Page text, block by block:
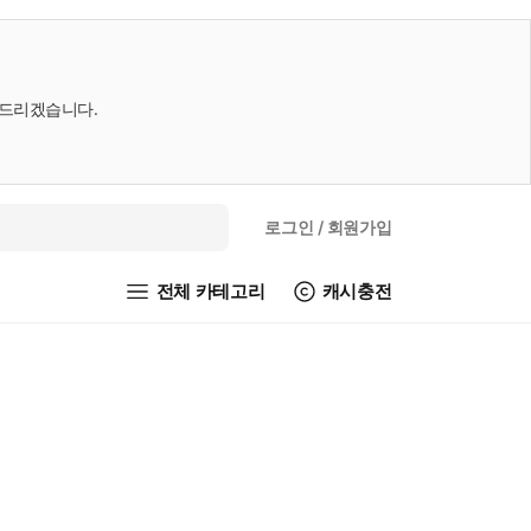
리겠습니다.
로그인 / 회원가입
전체 카테고리 캐시충전